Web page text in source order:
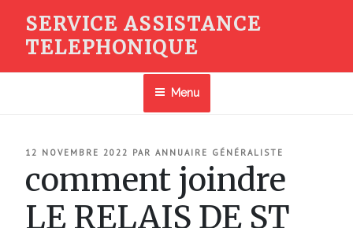
contenu
SERVICE ASSISTANCE
TELEPHONIQUE
Menu
PUBLIÉ
12 NOVEMBRE 2022 PAR ANNUAIRE GÉNÉRALISTE
comment joindre
LE RELAIS DE ST